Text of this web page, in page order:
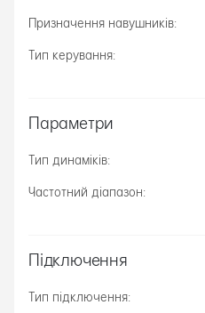
Призначення навушників:
Тип керування:
Параметри
Тип динаміків:
Частотний діапазон:
Підключення
Тип підключення: